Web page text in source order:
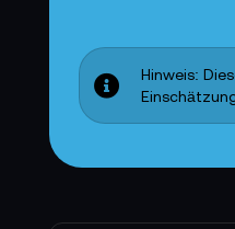
Hinweis: